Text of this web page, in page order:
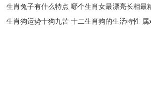
生肖兔子有什么特点 哪个生肖女最漂亮长相最
生肖狗运势十狗九苦 十二生肖狗的生活特性